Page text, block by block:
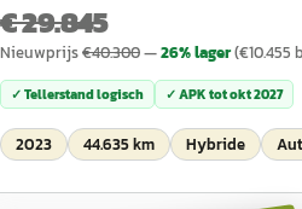
€ 29.845
Nieuwprijs€40.300—26% lager(€10.455
✓ Tellerstand logisch ✓ APK totokt 2027
2023 44.635 km Hybride